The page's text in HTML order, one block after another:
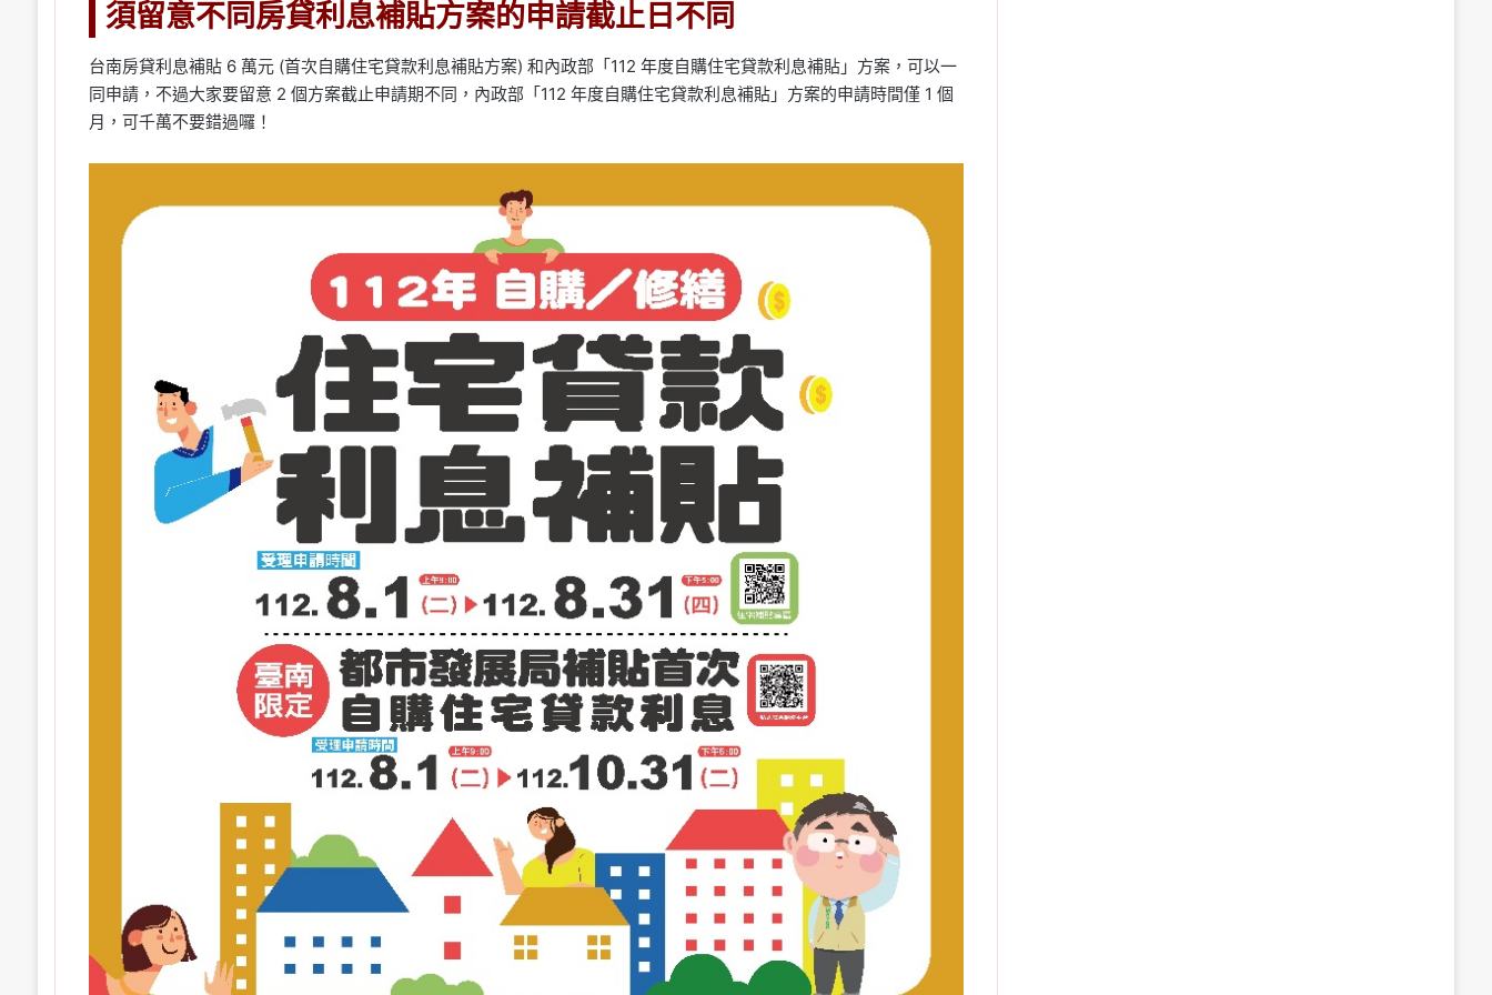
須留意不同房貸利息補貼方案的申請截止日不同
台南房貸利息補貼 6 萬元 (首次自購住宅貸款利息補貼方案) 和內政部「112 年度自購住宅貸款利息補貼」方案，可以一
同申請，不過大家要留意 2 個方案截止申請期不同，內政部「112 年度自購住宅貸款利息補貼」方案的申請時間僅 1 個
月，可千萬不要錯過囉！